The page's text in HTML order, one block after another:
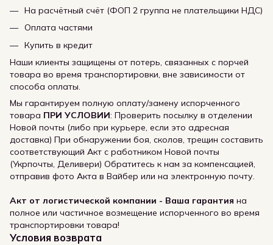
На расчётный счёт (ФОП 2 группа не плательщики НДС)
Оплата частями
Купить в кредит
Наши клиенты защищены от потерь, связанных с порчей
товара во время транспортировки, вне зависимости от
способа оплаты.
Мы гарантируем полную оплату/замену испорченного
товара ПРИ УСЛОВИИ: Проверить посылку в отделении
Новой почты (либо при курьере, если это адресная
доставка) При обнаружении боя, сколов, трещин составить
соответствующий Акт с работником Новой почты
(Укрпочты, Деливери) Обратитесь к нам за компенсацией,
отправив фото Акта в Вайбер или на электронную почту.
Акт от логистической компании - Ваша гарантия на
полное или частичное возмещение испорченного во время
транспортировки товара!
Условия возврата